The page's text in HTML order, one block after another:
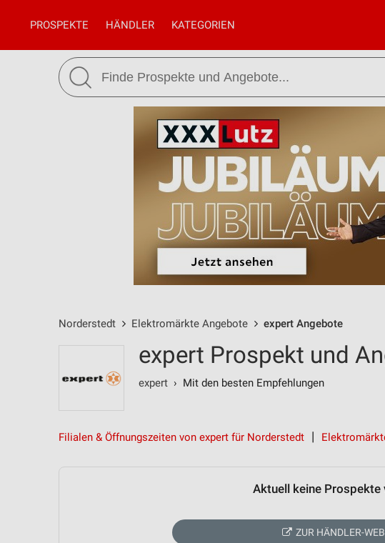
PROSPEKTE HÄNDLER KATEGORIEN
Norderstedt Elektromärkte Angebote expert Angebote
expert Prospekt und
expert › Mit den besten Empfehlungen
Filialen & Öffnungszeiten von expert für Norderstedt
Aktuell keine Prospekte
ZUR HÄNDLER-